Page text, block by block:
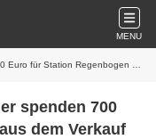
MENU
aus dem Verkauf von Mistelzweigen
spenden 700
dem Verkauf